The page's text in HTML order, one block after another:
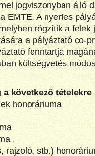
jogviszonyban álló
EMTE. A nyertes
rögzítik a felek
a pályáztató co-
fenntartja
költségvetés
a következő tételekre
honoráriuma
rajzoló, stb.)